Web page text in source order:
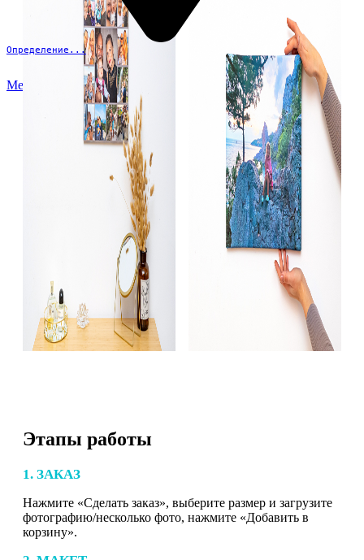
Определение...
Меню
Этапы работы
1. ЗАКАЗ
Нажмите «Сделать заказ», выберите размер и загрузите
фотографию/несколько фото, нажмите «Добавить в
корзину».